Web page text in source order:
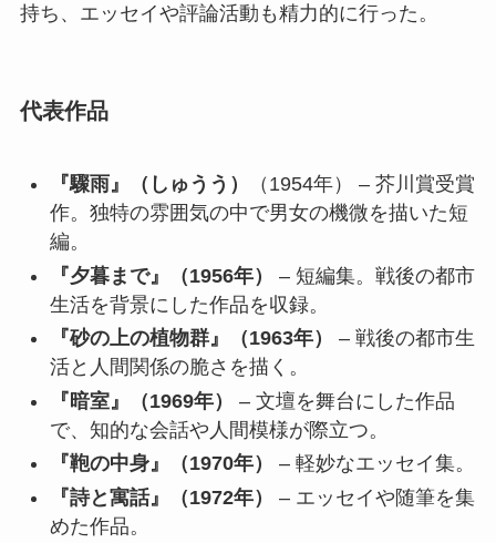
持ち、エッセイや評論活動も精力的に行った。
代表作品
『驟雨』（しゅうう）
（1954年） – 芥川賞受賞
作。独特の雰囲気の中で男女の機微を描いた短
編。
『夕暮まで』（1956年）
– 短編集。戦後の都市
生活を背景にした作品を収録。
『砂の上の植物群』（1963年）
– 戦後の都市生
活と人間関係の脆さを描く。
『暗室』（1969年）
– 文壇を舞台にした作品
で、知的な会話や人間模様が際立つ。
『鞄の中身』（1970年）
– 軽妙なエッセイ集。
『詩と寓話』（1972年）
– エッセイや随筆を集
めた作品。